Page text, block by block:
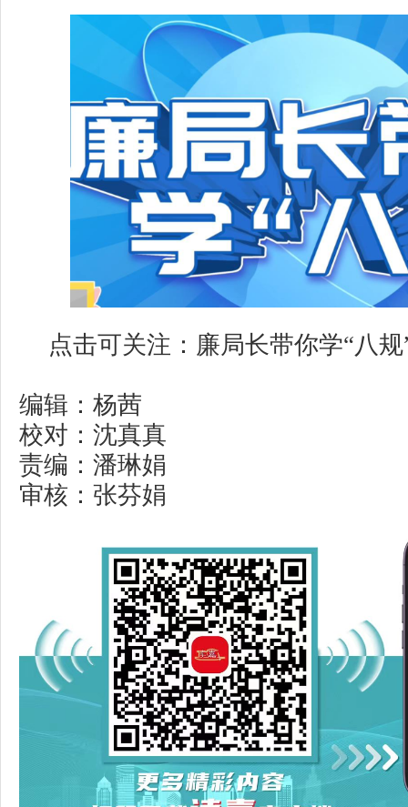
点击可关注： 廉局长带你学“八规
编辑：杨茜
校对：沈真真
责编：潘琳娟
审核：张芬娟